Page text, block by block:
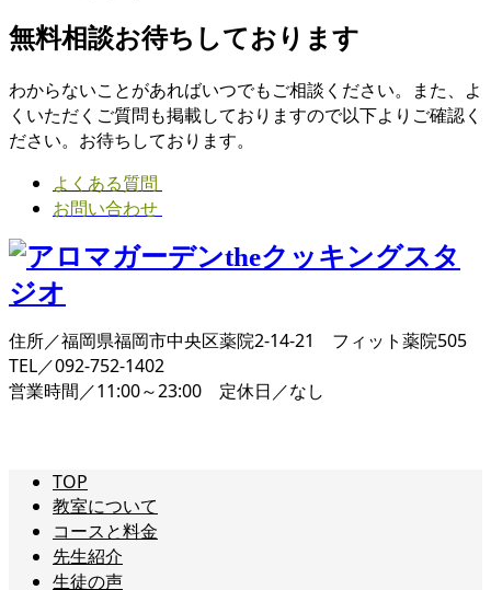
無料相談お待ちしております
わからないことがあればいつでもご相談ください。また、よ
くいただくご質問も掲載しておりますので以下よりご確認く
ださい。お待ちしております。
よくある質問
お問い合わせ
住所／福岡県福岡市中央区薬院2-14-21 フィット薬院505
TEL／092-752-1402
営業時間／11:00～23:00 定休日／なし
TOP
教室について
コースと料金
先生紹介
生徒の声